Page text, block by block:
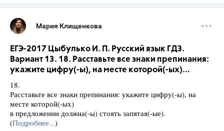
Мария Клищенкова
ЕГЭ-2017 Цыбулько И. П. Русский язык ГДЗ.
Вариант 13. 18. Расставьте все знаки препинания:
укажите цифру(-ы), на месте которой(-ых)...
18.
Расставьте все знаки препинания: укажите цифру(-ы), на
месте которой(-ых)
в предложении должна(-ы) стоять запятая(-ые).
(Подробнее...)